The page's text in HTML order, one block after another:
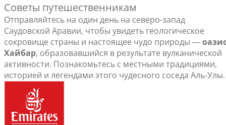
Советы путешественникам
Отправляйтесь на один день на северо-запад
Саудовской Аравии, чтобы увидеть геологическое
сокровище страны и настоящее чудо природы ―
Хайбар, образовавшийся в результате вулканической
активности. Познакомьтесь с местными традициями,
историей и легендами этого чудесного соседа Аль-Улы.